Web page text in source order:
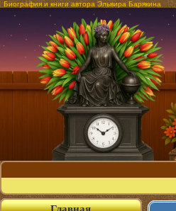
Биография и книги автора Эльвира Барякина